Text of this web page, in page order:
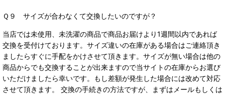
Ｑ９ サイズが合わなくて交換したいのですが？
当店では未使用、未洗濯の商品で商品お届けより1週間以内であれば
交換を受付けております。サイズ違いの在庫がある場合はご連絡頂き
ましたらすぐに手配をかけさせて頂きます。サイズが無い場合は他の
商品からでも交換することが出来ますので当サイトの在庫からお選び
いただけましたら幸いです。もし差額が発生した場合には改めて対応
させて頂きます。 交換の手続きの方法ですが、まずはメールもしくは